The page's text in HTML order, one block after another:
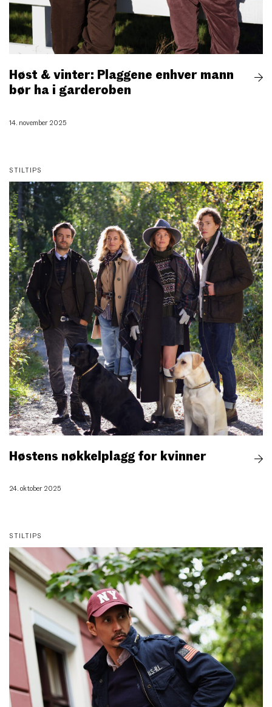
Høst & vinter: Plaggene enhver mann
bør ha i garderoben
14. november 2025
STILTIPS
Høstens nøkkelplagg for kvinner
24. oktober 2025
STILTIPS